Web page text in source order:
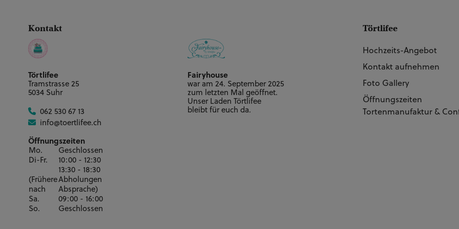
Kontakt
Törtlifee
Tramstrasse 25
5034 Suhr
062 530 67 13
info@toertlifee.ch
Öffnungszeiten
Mo.
Geschlossen
Di-Fr.
10:00 - 12:30
13:30 - 18:30
(FrühereAbholungen
nach
Absprache)
Sa.
09:00 - 16:00
So.
Geschlossen
Fairyhouse
war am 24. September 2025
zum letzten Mal geöffnet.
Unser Laden Törtlifee
bleibt für euch da.
Törtlifee
Hochzeits-Angebot
Kontakt aufnehmen
Foto Gallery
Öffnungszeiten
Tortenmanufaktur &